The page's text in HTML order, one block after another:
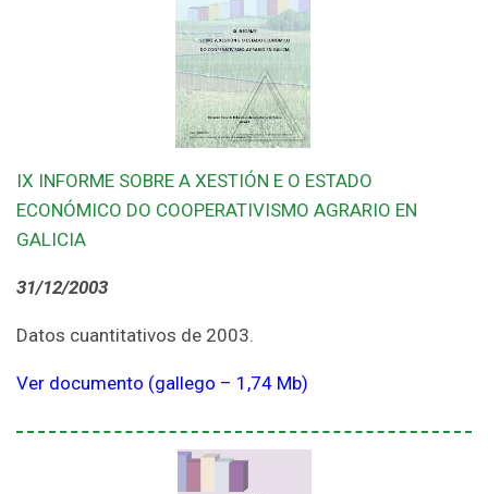
IX INFORME SOBRE A XESTIÓN E O ESTADO
ECONÓMICO DO COOPERATIVISMO AGRARIO EN
GALICIA
31/12/2003
Datos cuantitativos de 2003.
Ver documento (gallego – 1,74 Mb)